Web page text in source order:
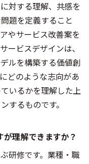
対する理解、共感を
題を定義すること
やサービス改善案を
ービスデザインは、
ルを構築する価値創
どのような志向があ
いるかを理解した上
するものです。
理解できますか？
研修です。業種・職